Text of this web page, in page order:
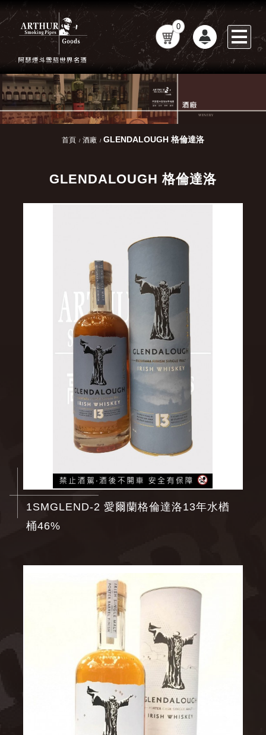
0
首頁 酒廠 GLENDALOUGH 格倫達洛
GLENDALOUGH 格倫達洛
1SMGLEND-2 愛爾蘭格倫達洛13年水楢
桶46%